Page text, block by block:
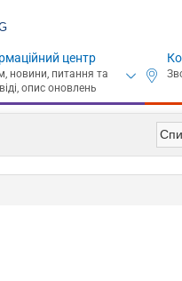
центр